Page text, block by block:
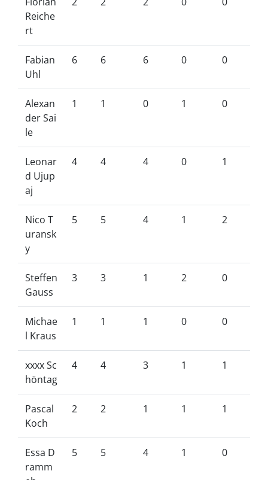
Reiche
rt
Fabian
Uhl
6 6 6 0 0
Alexan
der Sai
le
1 1 0 1 0
Leonar
d Ujup
aj
4 4 4 0 1
Nico T
uransk
y
5 5 4 1 2
Steffen
Gauss
3 3 1 2 0
Michae
l Kraus
1 1 1 0 0
xxxx Sc
höntag
4 4 3 1 1
Pascal
Koch
2 2 1 1 1
Essa D
ramm
5 5 4 1 0